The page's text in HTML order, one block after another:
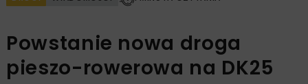
Powstanie nowa droga
pieszo-rowerowa na DK25